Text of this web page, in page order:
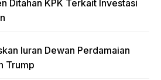
Ditahan KPK Terkait Investasi
Iuran Dewan Perdamaian
Trump